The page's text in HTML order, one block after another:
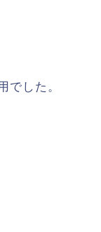
でした。